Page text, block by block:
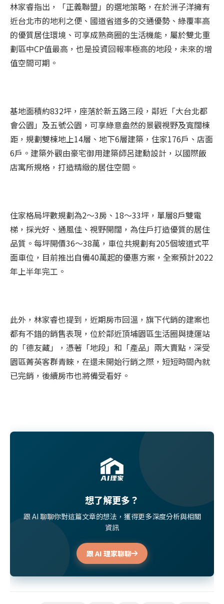
林家睿指出，「正義聯盟」的選地策略，在於洲子洋擁有
近台北市的地利之便、國道省道多的交通優勢、綠覆率高
的優質居住環境、可享成熟商圈的生活機能，屬於雙北重
劃區中CP值最高，也是投資回報率極高的地段，未來的增
值空間可期。
基地面積約832坪，座落於新五路三段，鄰近「大台北都
會公園」及五號公園，可享綠意盎然的景觀視野及寬闊棟
距，規劃雙棟地上14層、地下6層建築，住家176戶、店面
6戶。建築外觀由豪宅御用建築師呂建勳設計，以國際飯
店寓所規格，打造精緻的居住空間。
住家格局坪數規劃為2～3房、18～33坪，單層8戶雙電
梯，採光好、通風佳、視野開闊，為住戶打造優質的居住
品質。每坪開價36～38萬，車位共規劃有205個坡道式平
面車位，目前推出自備40萬起的優惠方案，全案預計2022
年上半年完工。
此外，林家睿也提到，近期房市回溫，旗下代銷的建案也
都有不錯的銷售表現，位於鄰近頂埔園區生活圈與捷運站
的「德友藏」，憑著「地段」和「產品」兩大賣點，深受
園區菁英客群青睞，在還未開始行銷之際，短短時間內就
已完銷，後續房市也將備受看好。
想了解更多？
跟 AI 聊聊你對這篇文章的想法，獲得更多深度分析與相關
資訊
跟 AI 理家聊聊